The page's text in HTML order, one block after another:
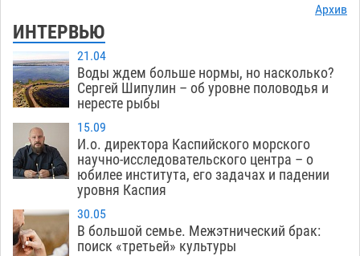
Архив
ИНТЕРВЬЮ
21.04
Воды ждем больше нормы, но насколько?
Сергей Шипулин – об уровне половодья и
нересте рыбы
15.09
И.о. директора Каспийского морского
научно-исследовательского центра – о
юбилее института, его задачах и падении
уровня Каспия
30.05
В большой семье. Межэтнический брак:
поиск «третьей» культуры